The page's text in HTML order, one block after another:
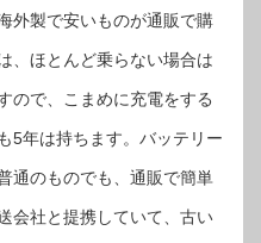
外製で安いものが通販で購
、ほとんど乗らない場合は
ので、こまめに充電をする
5年は持ちます。バッテリー
通のものでも、通販で簡単
会社と提携していて、古い